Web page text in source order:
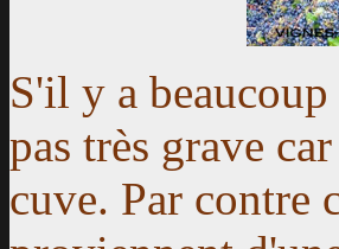
S'il y a
pas très grave
cuve. Par contre